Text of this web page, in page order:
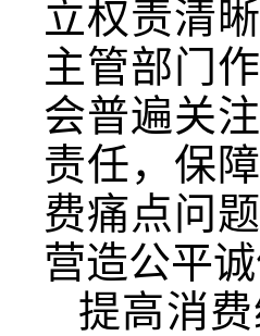
立权责清
主管部门
会普遍关
责任，保
费痛点问
营造公平
提高消